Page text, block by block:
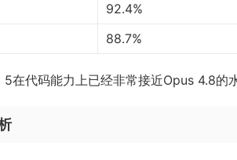
92.4%
88.7%
在代码能力上已经非常接近Opus 4.8的